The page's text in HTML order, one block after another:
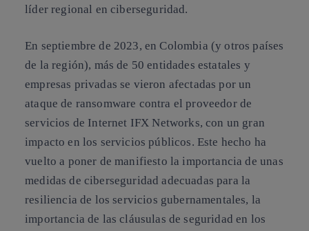
líder regional en ciberseguridad.
En septiembre de 2023, en Colombia (y otros países
de la región), más de 50 entidades estatales y
empresas privadas se vieron afectadas por un
ataque de ransomware contra el proveedor de
servicios de Internet IFX Networks, con un gran
impacto en los servicios públicos. Este hecho ha
vuelto a poner de manifiesto la importancia de unas
medidas de ciberseguridad adecuadas para la
resiliencia de los servicios gubernamentales, la
importancia de las cláusulas de seguridad en los